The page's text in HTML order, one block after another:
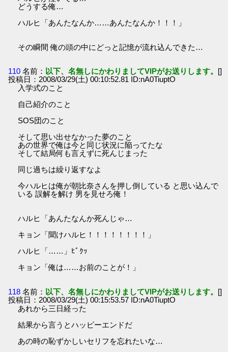
どうする俺…
ハルヒ「あんたなんか……あんたなんか！！！」
その瞬間 俺の頭の中にどっと記憶が流れ込んできた…
110 名前： 以下、名無しにかわりましてVIPがお送りします。 []
投稿日：2008/03/29(土) 00:10:52.81 ID:nA0TiuptO
入学式のこと
自己紹介のこと
SOS団のこと
そして思い出せなかった夢のこと
あの世界で俺は今と同じ状況に陥ってたな
そして結局何も言えずに死んじまった
同じ過ちは繰り返すなよ
今ハルヒは俺が朝比奈さんを押し倒している と思い込んで
いる 誤解を解け 男を見せろ俺！
ハルヒ「あんたなんか死んじゃ…
キョン「聞けハルヒ！！！！！！！！」
ハルヒ「……」ﾋﾞｸｯ
キョン「俺は……お前のことが！」
118 名前： 以下、名無しにかわりましてVIPがお送りします。 []
投稿日：2008/03/29(土) 00:15:53.57 ID:nA0TiuptO
あれから三日経った
結果から言うとハッピーエンドだ
あの時の恥ずかしいセリフを忘れたいな…